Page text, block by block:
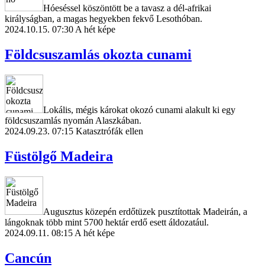
Hóeséssel köszöntött be a tavasz a dél-afrikai
királyságban, a magas hegyekben fekvő Lesothóban.
2024.10.15. 07:30A hét képe
Földcsuszamlás okozta cunami
Lokális, mégis károkat okozó cunami alakult ki egy
földcsuszamlás nyomán Alaszkában.
2024.09.23. 07:15 Katasztrófák ellen
Füstölgő Madeira
Augusztus közepén erdőtüzek pusztítottak Madeirán, a
lángoknak több mint 5700 hektár erdő esett áldozatául.
2024.09.11. 08:15 A hét képe
Cancún